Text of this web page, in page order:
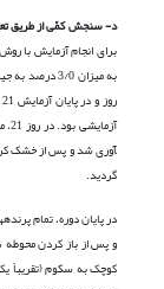
د- سنجش کمّی از طریق
برای انجام آزمایش با
آوری شد و پس از خشک
گردید.
و پس از باز کردن محوطه
کوچک به سکوم (تقریباً